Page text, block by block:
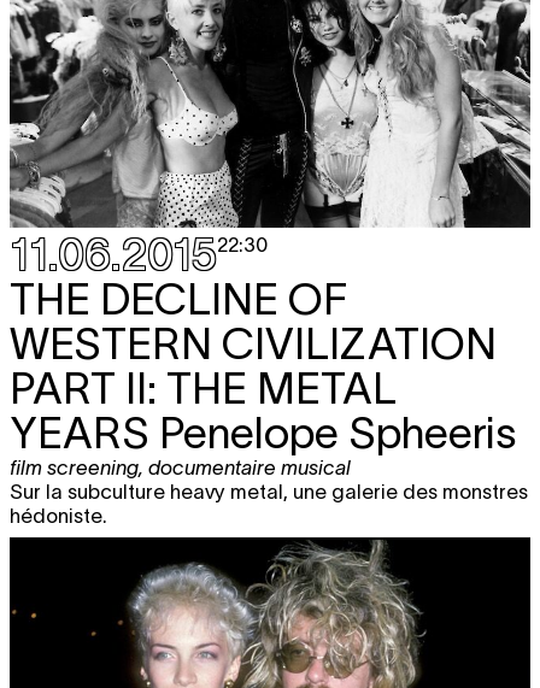
11.06.201522:30
THE DECLINE OF
WESTERN CIVILIZATION
PART II: THE METAL
YEARS Penelope Spheeris
film screening, documentaire musical
Sur la subculture heavy metal, une galerie des monstres
hédoniste.